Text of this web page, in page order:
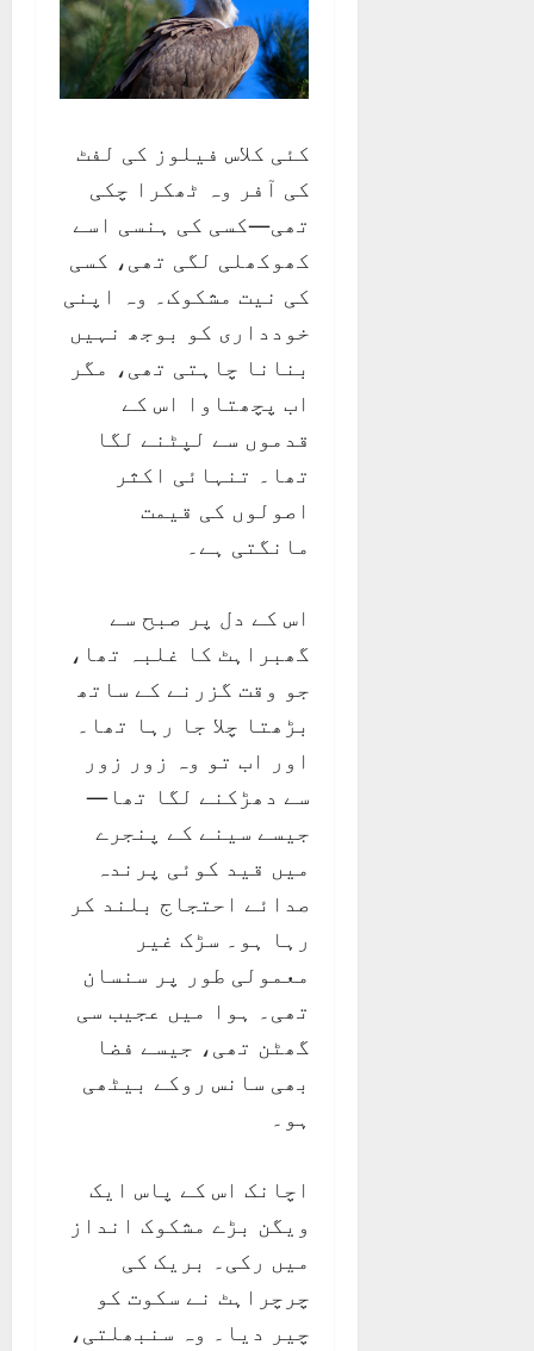
کئی کلاس فیلوز کی لفٹ
کی آفر وہ ٹھکرا چکی
تھی—کسی کی ہنسی اسے
کھوکھلی لگی تھی، کسی
کی نیت مشکوک۔ وہ اپنی
خودداری کو بوجھ نہیں
بنانا چاہتی تھی، مگر
اب پچھتاوا اس کے
قدموں سے لپٹنے لگا
تھا۔ تنہائی اکثر
اصولوں کی قیمت
مانگتی ہے۔
اس کے دل پر صبح سے
گھبراہٹ کا غلبہ تھا،
جو وقت گزرنے کے ساتھ
بڑھتا چلا جا رہا تھا۔
اور اب تو وہ زور زور
سے دھڑکنے لگا تھا—
جیسے سینے کے پنجرے
میں قید کوئی پرندہ
صدائے احتجاج بلند کر
رہا ہو۔ سڑک غیر
معمولی طور پر سنسان
تھی۔ ہوا میں عجیب سی
گھٹن تھی، جیسے فضا
بھی سانس روکے بیٹھی
ہو۔
اچانک اس کے پاس ایک
ویگن بڑے مشکوک انداز
میں رکی۔ بریک کی
چرچراہٹ نے سکوت کو
چیر دیا۔ وہ سنبھلتی،